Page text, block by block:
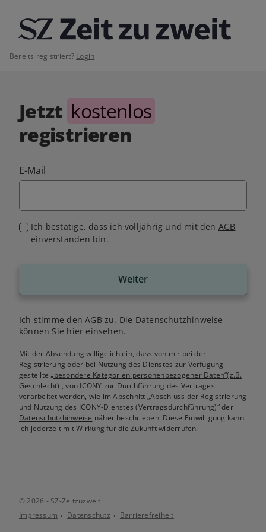
Bereits registriert? Login
Jetzt kostenlos
registrieren
E-Mail
Ich bestätige, dass ich volljährig und mit den AGB
einverstanden bin.
Weiter
Ich stimme denAGB zu. Die Datenschutzhinweise
können Sie hier einsehen.
Mit der Absendung willige ich ein, dass von mir bei der
Registrierung oder bei Nutzung des Dienstes zur Verfügung
gestellte„besondere Kategorien personenbezogener Daten“(z.B.
Geschlecht) , von ICONY zur Durchführung des Vertrages
verarbeitet werden, wie im Abschnitt „Abschluss der Registrierung
und Nutzung des ICONY-Dienstes (Vertragsdurchführung)“ der
Datenschutzhinweise näher beschrieben. Diese Einwilligung kann
ich jederzeit mit Wirkung für die Zukunft widerrufen.
© 2026 - SZ-Zeitzuzweit
Impressum
Datenschutz Barrierefreiheit